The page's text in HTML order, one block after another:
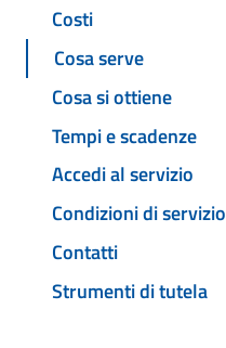
Costi
Cosa serve
Cosa si ottiene
Tempi e scadenze
Accedi al servizio
Condizioni di servizio
Contatti
Strumenti di tutela